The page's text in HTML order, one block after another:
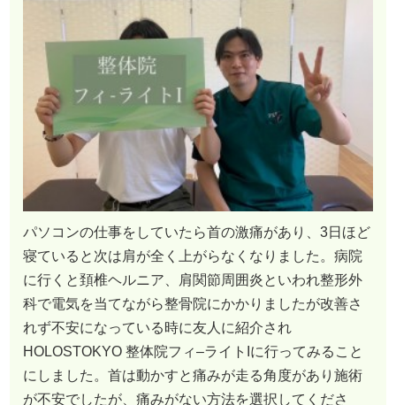
パソコンの仕事をしていたら首の激痛があり、3日ほど
寝ていると次は肩が全く上がらなくなりました。病院
に行くと頚椎ヘルニア、肩関節周囲炎といわれ整形外
科で電気を当てながら整骨院にかかりましたが改善さ
れず不安になっている時に友人に紹介され
HOLOSTOKYO 整体院フィ–ライトIに行ってみること
にしました。首は動かすと痛みが走る角度があり施術
が不安でしたが、痛みがない方法を選択してくださ